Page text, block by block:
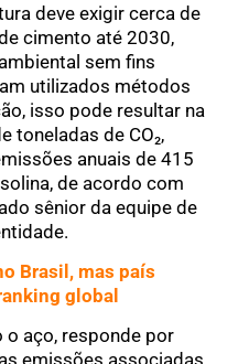
deve exigir cerca de
cimento até 2030,
sem fins
utilizados métodos
isso pode resultar na
toneladas de CO₂,
anuais de 415
de acordo com
sênior da equipe de
Brasil, mas país
global
o aço, responde por